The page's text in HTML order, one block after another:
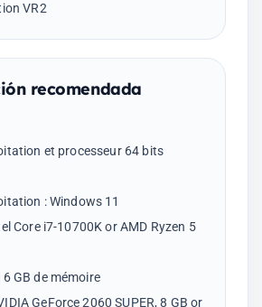
Pico 4, PlayStation VR2
recomendada
et processeur 64 bits
: Windows 11
Core i7-10700K or AMD Ryzen 5
GB de mémoire
GeForce 2060 SUPER, 8 GB or